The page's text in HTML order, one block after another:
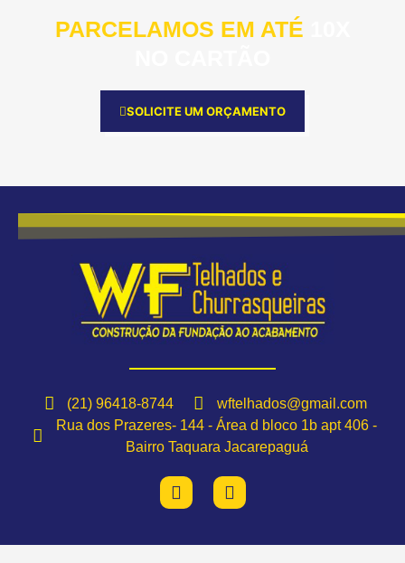
PARCELAMOS EM ATÉ
SOLICITE UM ORÇAMENTO
(21) 96418-8744
wftelhados@gmail.com
Rua dos Prazeres- 144 - Área d bloco 1b apt 406 -
Bairro Taquara Jacarepaguá